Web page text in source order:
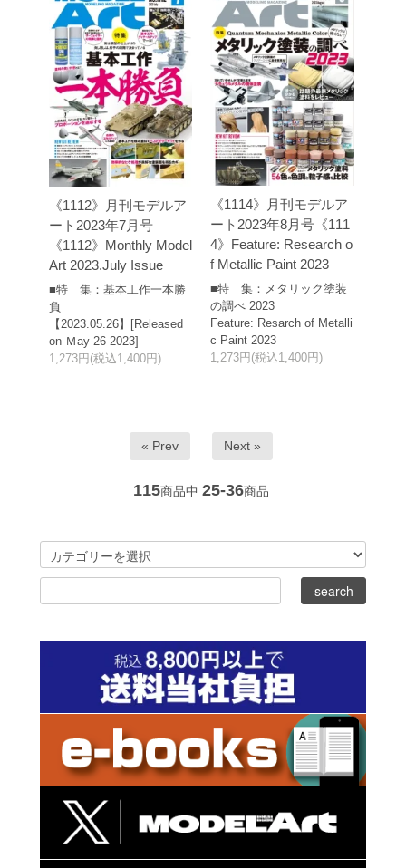
《1112》月刊モデルア
ート2023年7月号
《1112》Monthly Model
Art 2023.July Issue
■特 集：基本工作一本勝
負
【2023.05.26】[Released
on Ｍay 26 2023]
1,273円(税込1,400円)
《1114》月刊モデルア
ート2023年8月号《111
4》Feature: Research o
f Metallic Paint 2023
■特 集：メタリック塗装
の調べ 2023
Feature: Resarch of Metalli
c Paint 2023
1,273円(税込1,400円)
« Prev Next »
115商品中 25-36商品